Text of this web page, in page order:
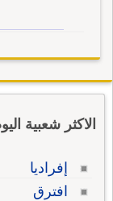
الاكثر شعبية
إفراديا
افترق